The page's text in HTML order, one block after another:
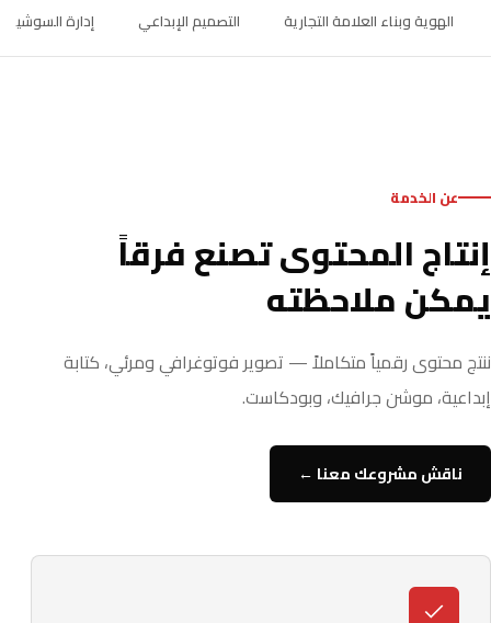
الهوية وبناء العلامة التجارية التصميم الإبداعي إدارة
عن الخدمة
إنتاج المحتوى تصنع فرقاً
يمكن ملاحظته
ننتج محتوى رقمياً متكاملاً — تصوير فوتوغرافي ومرئي، كتابة
إبداعية، موشن جرافيك، وبودكاست.
ناقش مشروعك معنا ←